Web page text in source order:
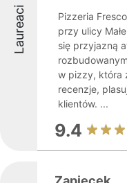
Laureaci
Pizzeria
przy ulicy
się przyjazną
w pizzy, która
recenzje,
klientów. ...
9.4